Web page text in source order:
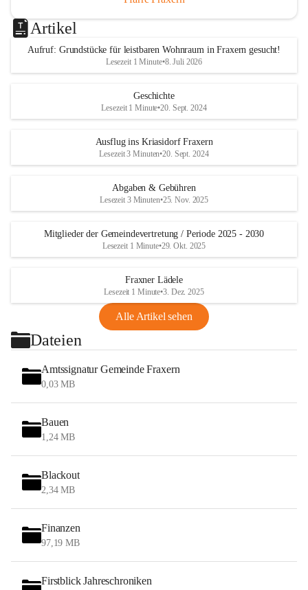
Artikel
Aufruf: Grundstücke für leistbaren Wohnraum in Fraxern gesucht!
Lesezeit 1 Minute•8. Juli 2026
Geschichte
Lesezeit 1 Minute•20. Sept. 2024
Ausflug ins Kriasidorf Fraxern
Lesezeit 3 Minuten•20. Sept. 2024
Abgaben & Gebühren
Lesezeit 3 Minuten•25. Nov. 2025
Mitglieder der Gemeindevertretung / Periode 2025 - 2030
Lesezeit 1 Minute•29. Okt. 2025
Fraxner Lädele
Lesezeit 1 Minute•3. Dez. 2025
Alle Artikel sehen
Dateien
Amtssignatur Gemeinde Fraxern
0,03 MB
Bauen
1,24 MB
Blackout
2,34 MB
Finanzen
97,19 MB
Firstblick Jahreschroniken